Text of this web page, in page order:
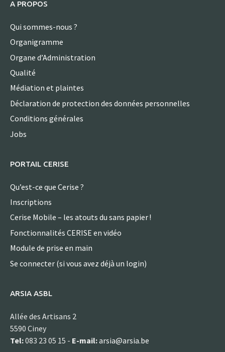
A PROPOS
Qui sommes-nous ?
Organigramme
Organe d’Administration
Qualité
Médiation et plaintes
Déclaration de protection des données personnelles
Conditions générales
Jobs
PORTAIL CERISE
Qu’est-ce que Cerise ?
Inscriptions
Cerise Mobile – les atouts du sans papier !
Fonctionnalités CERISE en vidéo
Module de prise en main
Se connecter (si vous avez déjà un login)
ARSIA ASBL
Allée des Artisans 2
5590 Ciney
Tel:083 23 05 15 - E-mail:arsia@arsia.be